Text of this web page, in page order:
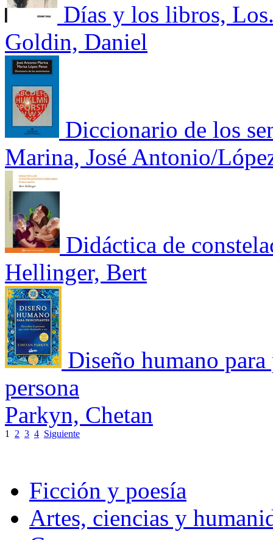
Días y los libros,
Goldin, Daniel
Diccionario de los
Marina, José Antonio/
Didáctica de
Hellinger, Bert
Diseño humano
persona
Parkyn, Chetan
1 2 3 4 Siguiente
Ficción y poesía
Artes, ciencias y